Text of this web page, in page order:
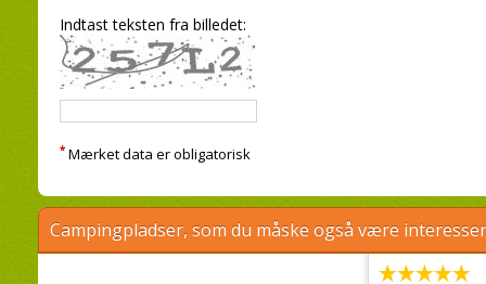
Indtast teksten fra billedet:
* Mærket data er obligatorisk
Campingpladser, som du måske også være